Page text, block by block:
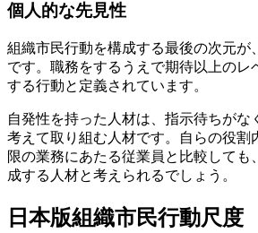
個人的な先見性
組織市民行動を構成する最後の次元が
です。職務をするうえで期待以上のレ
する行動と定義されています。
自発性を持った人材は、指示待ちがな
考えて取り組む人材です。自らの役割
限の業務にあたる従業員と比較しても
成する人材と考えられるでしょう。
日本版組織市民行動尺度